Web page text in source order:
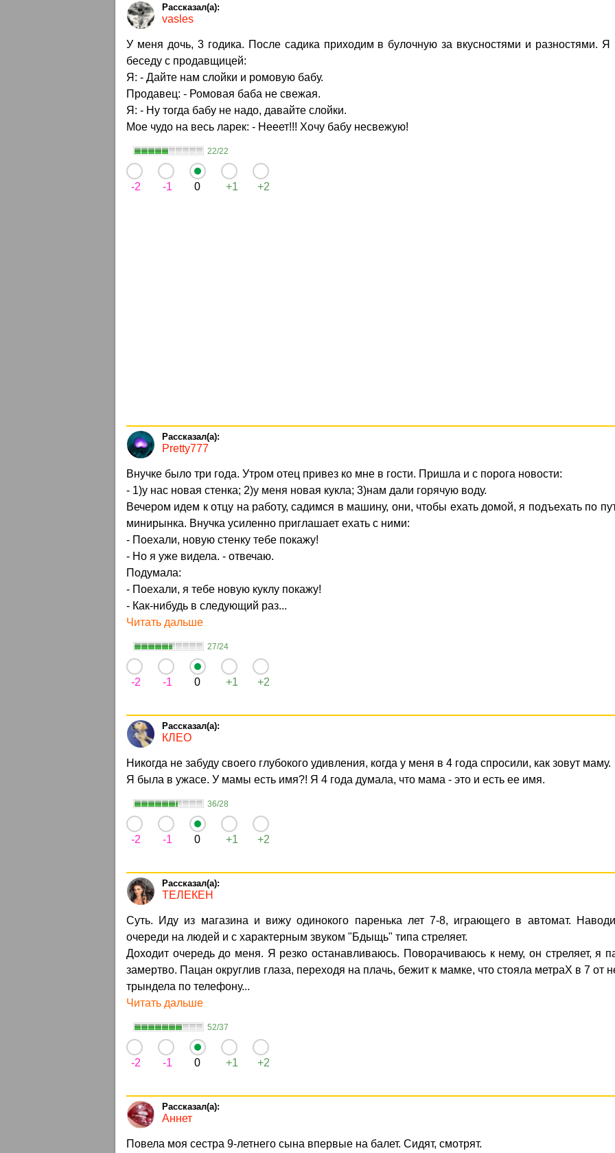
vasles
У меня дочь, 3 годика. После садика приходим в булочную за вкусностями и разностями. Я
беседу с продавщицей:
Я: - Дайте нам слойки и ромовую бабу.
Продавец: - Ромовая баба не свежая.
Я: - Ну тогда бабу не надо, давайте слойки.
Мое чудо на весь ларек: - Нееет!!! Хочу бабу несвежую!
22/22
-2 -1 0 +1 +2
Pretty777
Внучке было три года. Утром отец привез ко мне в гости. Пришла и с порога новости:
- 1)у нас новая стенка; 2)у меня новая кукла; 3)нам дали горячую воду.
Вечером идем к отцу на работу, садимся в машину, они, чтобы ехать домой, я подъехать по
минирынка. Внучка усиленно приглашает ехать с ними:
- Поехали, новую стенку тебе покажу!
- Но я уже видела. - отвечаю.
Подумала:
- Поехали, я тебе новую куклу покажу!
- Как-нибудь в следующий раз...
Читать дальше
27/24
-2 -1 0 +1 +2
КЛЕО
Никогда не забуду своего глубокого удивления, когда у меня в 4 года спросили, как зовут маму.
Я была в ужасе. У мамы есть имя?! Я 4 года думала, что мама - это и есть ее имя.
36/28
-2 -1 0 +1 +2
ТЕЛЕКЕН
Суть. Иду из магазина и вижу одинокого паренька лет 7-8, играющего в автомат.
очереди на людей и с характерным звуком "Бдыщь" типа стреляет.
Доходит очередь до меня. Я резко останавливаюсь. Поворачиваюсь к нему, он стреляет, я
замертво. Пацан округлив глаза, переходя на плачь, бежит к мамке, что стояла метpaX в 7 от
трындела по телефону...
Читать дальше
52/37
-2 -1 0 +1 +2
Аннет
Повела моя сестра 9-летнего сына впервые на балет. Сидят, смотрят.